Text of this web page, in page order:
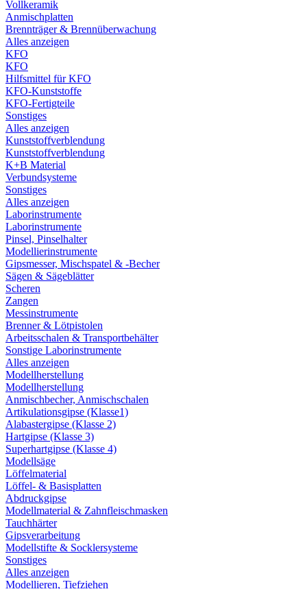
Vollkeramik
Anmischplatten
Brennträger & Brennüberwachung
Alles anzeigen
KFO
KFO
Hilfsmittel für KFO
KFO-Kunststoffe
KFO-Fertigteile
Sonstiges
Alles anzeigen
Kunststoffverblendung
Kunststoffverblendung
K+B Material
Verbundsysteme
Sonstiges
Alles anzeigen
Laborinstrumente
Laborinstrumente
Pinsel, Pinselhalter
Modellierinstrumente
Gipsmesser, Mischspatel & -Becher
Sägen & Sägeblätter
Scheren
Zangen
Messinstrumente
Brenner & Lötpistolen
Arbeitsschalen & Transportbehälter
Sonstige Laborinstrumente
Alles anzeigen
Modellherstellung
Modellherstellung
Anmischbecher, Anmischschalen
Artikulationsgipse (Klasse1)
Alabastergipse (Klasse 2)
Hartgipse (Klasse 3)
Superhartgipse (Klasse 4)
Modellsäge
Löffelmaterial
Löffel- & Basisplatten
Abdruckgipse
Modellmaterial & Zahnfleischmasken
Tauchhärter
Gipsverarbeitung
Modellstifte & Socklersysteme
Sonstiges
Alles anzeigen
Modellieren, Tiefziehen